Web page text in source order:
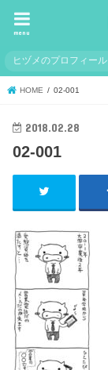
menu
ヒヅメのプロフィール
HOME 02-001
2018.02.28
02-001